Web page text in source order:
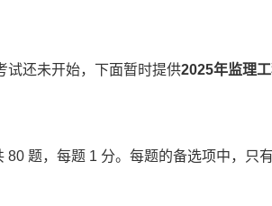
试还未开始，下面暂时提供2025年监理
80 题，每题 1 分。每题的备选项中，只